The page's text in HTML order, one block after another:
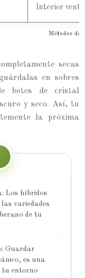
Métodos de
Interior
secas
en sobres
botes de cristal
y seco. Así, tu
la próxima
Los híbridos
variedades
de tu
Guardar
es una
tu entorno